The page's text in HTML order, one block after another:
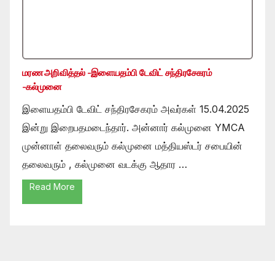
மரண அறிவித்தல் -இளையதம்பி டேவிட் சந்திரசேகரம்
-கல்முனை
இளையதம்பி டேவிட் சந்திரசேகரம் அவர்கள் 15.04.2025
இன்று இறைபதமடைந்தார். அன்னார் கல்முனை YMCA
முன்னாள் தலைவரும் கல்முனை மத்தியஸ்டர் சபையின்
தலைவரும் , கல்முனை வடக்கு ஆதார …
Read More